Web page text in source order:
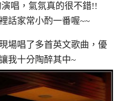
唱，氣氛真的很不錯!!
話家常小酌一番喔~~
場唱了多首英文歌曲，優
我十分陶醉其中~